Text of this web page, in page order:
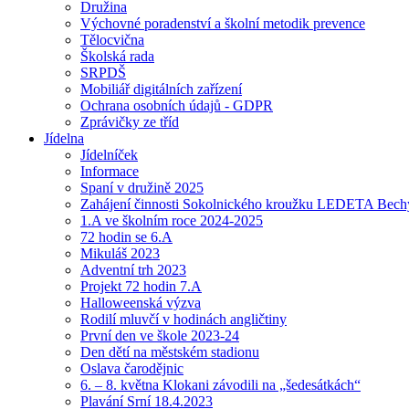
Družina
Výchovné poradenství a školní metodik prevence
Tělocvična
Školská rada
SRPDŠ
Mobiliář digitálních zařízení
Ochrana osobních údajů - GDPR
Zprávičky ze tříd
Jídelna
Jídelníček
Informace
Spaní v družině 2025
Zahájení činnosti Sokolnického kroužku LEDETA
1.A ve školním roce 2024-2025
72 hodin se 6.A
Mikuláš 2023
Adventní trh 2023
Projekt 72 hodin 7.A
Halloweenská výzva
Rodilí mluvčí v hodinách angličtiny
První den ve škole 2023-24
Den dětí na městském stadionu
Oslava čarodějnic
6. – 8. května Klokani závodili na „šedesátkách“
Plavání Srní 18.4.2023